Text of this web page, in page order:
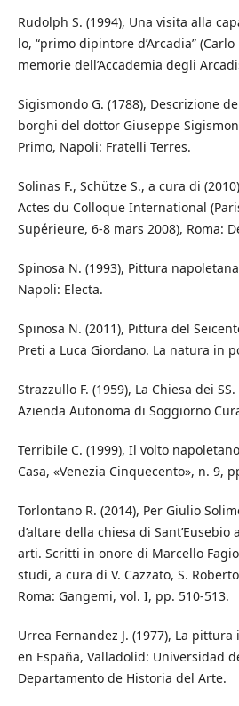
Rudolph S. (1994), Una visita alla
lo, “primo dipintore d’Arcadia”
memorie dell’Accademia degli
Sigismondo G. (1788), Descrizione
borghi del dottor Giuseppe
Primo, Napoli: Fratelli Terres.
Solinas F., Schütze S., a cura di
Actes du Colloque International
Supérieure, 6-8 mars 2008), Roma:
Spinosa N. (1993), Pittura
Napoli: Electa.
Spinosa N. (2011), Pittura del
Preti a Luca Giordano. La natura in
Strazzullo F. (1959), La Chiesa dei
Azienda Autonoma di Soggiorno
Terribile C. (1999), Il volto
Casa, «Venezia Cinquecento», n. 9,
Torlontano R. (2014), Per Giulio
d’altare della chiesa di
arti. Scritti in onore di Marcello
studi, a cura di V. Cazzato, S.
Roma: Gangemi, vol. I, pp. 510-513.
Urrea Fernandez J. (1977), La
en España, Valladolid: Universidad
Departamento de Historia del Arte.